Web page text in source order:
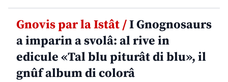
Gnovis par la Istât /I Gnognosaurs
a imparin a svolâ: al rive in
edicule «Tal blu piturât di blu», il
gnûf album di colorâ